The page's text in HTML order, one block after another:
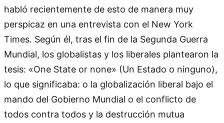
habló recientemente de esto de manera muy
perspicaz en una entrevista con el New York
Times. Según él, tras el fin de la Segunda Guerra
Mundial, los globalistas y los liberales plantearon la
tesis: «One State or none» (Un Estado o ninguno),
lo que significaba: o la globalización liberal bajo el
mando del Gobierno Mundial o el conflicto de
todos contra todos y la destrucción mutua